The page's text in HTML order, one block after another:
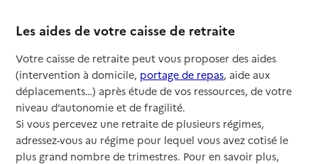
Les aides de votre caisse de retraite
Votre caisse de retraite peut vous proposer des aides
(intervention à domicile, portage de repas, aide aux
déplacements…) après étude de vos ressources, de votre
niveau d’autonomie et de fragilité.
Si vous percevez une retraite de plusieurs régimes,
adressez-vous au régime pour lequel vous avez cotisé le
plus grand nombre de trimestres. Pour en savoir plus,